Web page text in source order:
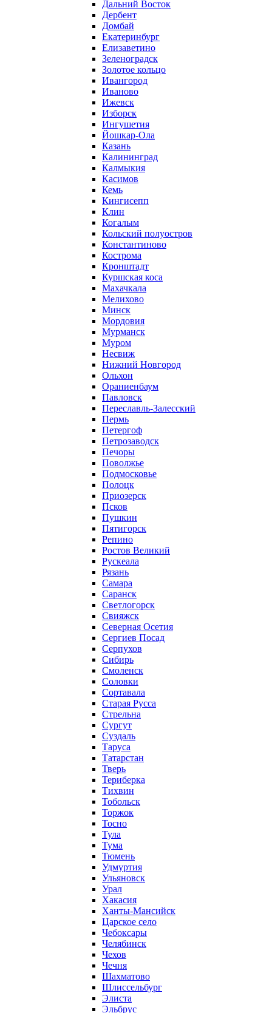
Дальний Восток
Дербент
Домбай
Екатеринбург
Елизаветино
Зеленоградск
Золотое кольцо
Ивангород
Иваново
Ижевск
Изборск
Ингушетия
Йошкар-Ола
Казань
Калининград
Калмыкия
Касимов
Кемь
Кингисепп
Клин
Когалым
Кольский полуостров
Константиново
Кострома
Кронштадт
Куршская коса
Махачкала
Мелихово
Минск
Мордовия
Мурманск
Муром
Несвиж
Нижний Новгород
Ольхон
Ораниенбаум
Павловск
Переславль-Залесский
Пермь
Петергоф
Петрозаводск
Печоры
Поволжье
Подмосковье
Полоцк
Приозерск
Псков
Пушкин
Пятигорск
Репино
Ростов Великий
Рускеала
Рязань
Самара
Саранск
Светлогорск
Свияжск
Северная Осетия
Сергиев Посад
Серпухов
Сибирь
Смоленск
Соловки
Сортавала
Старая Русса
Стрельна
Сургут
Суздаль
Таруса
Татарстан
Тверь
Териберка
Тихвин
Тобольск
Торжок
Тосно
Тула
Тума
Тюмень
Удмуртия
Ульяновск
Урал
Хакасия
Ханты-Мансийск
Царское село
Чебоксары
Челябинск
Чехов
Чечня
Шахматово
Шлиссельбург
Элиста
Эльбрус